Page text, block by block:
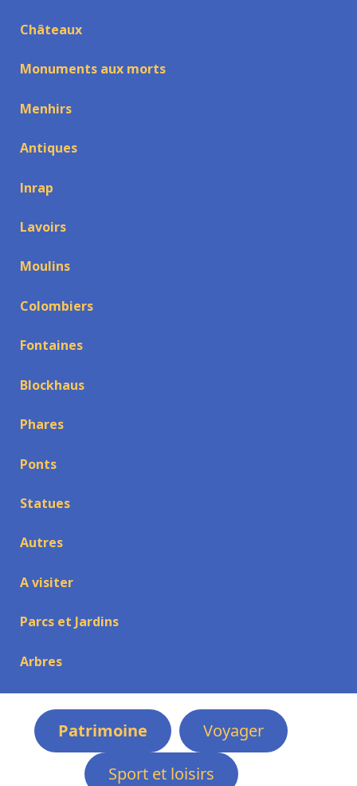
Châteaux
Monuments aux morts
Menhirs
Antiques
Inrap
Lavoirs
Moulins
Colombiers
Fontaines
Blockhaus
Phares
Ponts
Statues
Autres
A visiter
Parcs et Jardins
Arbres
Patrimoine
Voyager
Sport et loisirs